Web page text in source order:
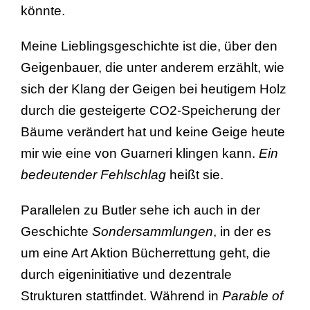
könnte.
Meine Lieblingsgeschichte ist die, über den
Geigenbauer, die unter anderem erzählt, wie
sich der Klang der Geigen bei heutigem Holz
durch die gesteigerte CO2-Speicherung der
Bäume verändert hat und keine Geige heute
mir wie eine von Guarneri klingen kann. Ein
bedeutender Fehlschlag heißt sie.
Parallelen zu Butler sehe ich auch in der
Geschichte Sondersammlungen, in der es
um eine Art Aktion Bücherrettung geht, die
durch eigeninitiative und dezentrale
Strukturen stattfindet. Während in Parable of